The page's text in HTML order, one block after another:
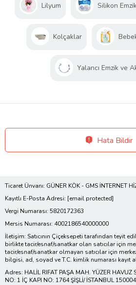
Lilyum Silikon
Kolçaklar
Yalancı Emzik ve
Hata Bildir
Ticaret Ünvanı: GÜNER KÖK - GMS İNTERNET
Kayıtlı E-Posta Adresi: [email protected]
Vergi Numarası: 5820172363
Mersis Numarası: 4002186540000000
İletişim: Satıcının Çiçeksepeti tarafından teyit
birlikte tacir/esnaf/sanatkar olan satıcılar için
tacir/esnaf/sanatkar olmayan satıcılar için
bilgisi, ad, soyad ve T.C. kimlik numarası kayıt
Adres: HALİL RIFAT PAŞA MAH. YÜZER HAVUZ
NO: 1 İÇ KAPI NO: 1764 ŞİŞLİ/ İSTANBUL